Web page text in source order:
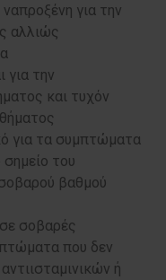
για την
αλλιώς
για την
και τυχόν
για τα συμπτώματα
του
βαθμού
σοβαρές
που δεν
ή